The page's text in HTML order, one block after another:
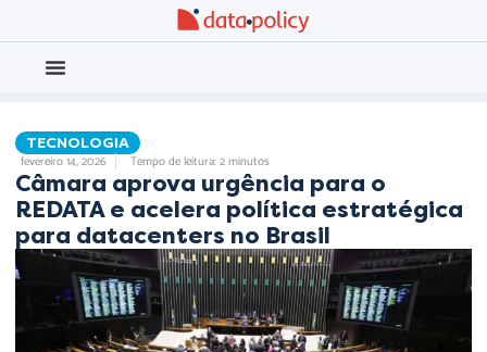
TECNOLOGIA
fevereiro 14, 2026 Tempo de leitura: 2 minutos
Câmara aprova urgência para o
REDATA e acelera política estratégica
para datacenters no Brasil